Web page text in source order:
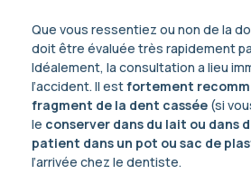
Que vous ressentiez ou non de la
doit être évaluée très rapidement
Idéalement, la consultation a lieu
l’accident. Il estfortement
fragment de la dent cassée (si
le conserver dans du lait ou dans
patient dans un pot ou sac de
l’arrivée chez le dentiste.